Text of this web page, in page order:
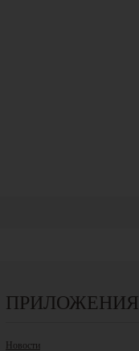
ПРИЛОЖЕНИЯ
Новости